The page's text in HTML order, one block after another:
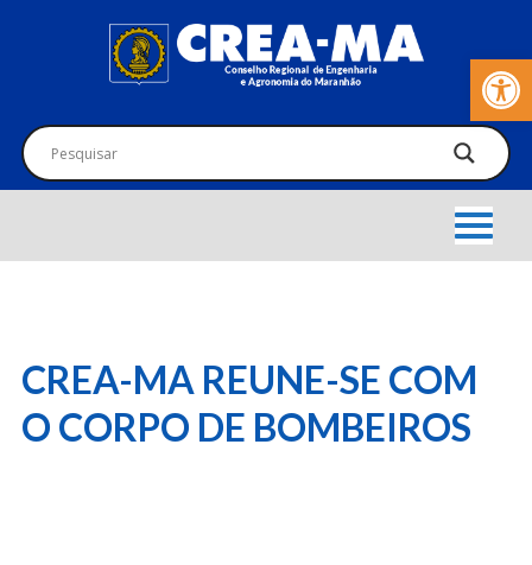
Barra de
CREA-MA REUNE-SE COM
O CORPO DE BOMBEIROS